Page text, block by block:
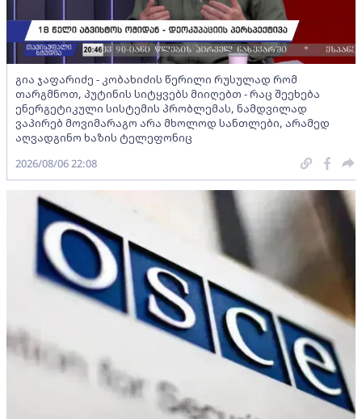
გია ჯაფარიძე - კობახიძის წერილი რუსულად რომ
თარგმნოთ, პუტინის სიტყვებს მიიღებთ - რაც შეეხება
ენერგეტიკული სისტემის პრობლემას, ნამდვილად
ვაპირებ მოვიმარაგო არა მხოლოდ სანთლები, არამედ
აღვადგინო ხაზის ტელეფონიც
2026/08/06 22:08